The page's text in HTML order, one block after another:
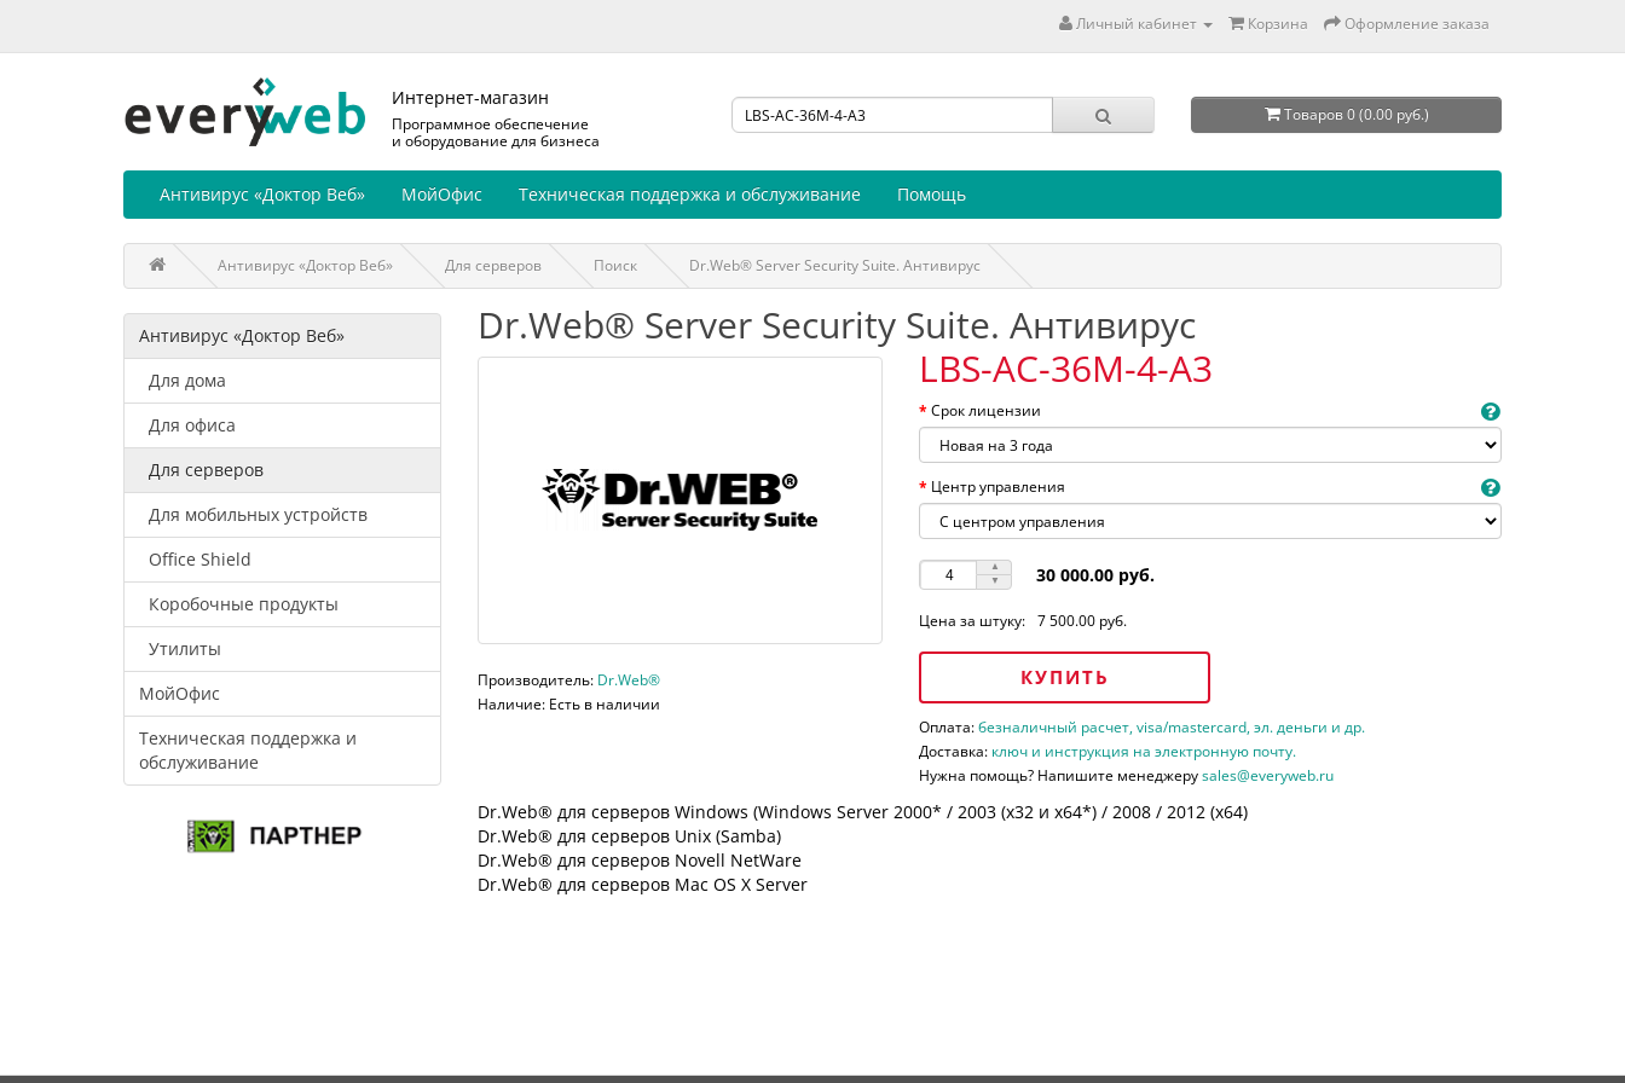
Личный кабинет Корзина Оформление заказа
Интернет-магазин
Программное обеспечение
и оборудование для бизнеса
Товаров 0 (0.00 руб.)
Антивирус «Доктор Веб» МойОфис Техническая поддержка и обслуживание Помощь
Антивирус «Доктор Веб» Для серверов Поиск Dr.Web® Server Security Suite. Антивирус
Антивирус «Доктор Веб»
Для дома
Для офиса
Для серверов
Для мобильных устройств
Office Shield
Коробочные продукты
Утилиты
МойОфис
Техническая поддержка и
обслуживание
Dr.Web® Server Security Suite. Антивирус
Производитель: Dr.Web®
Наличие: Есть в наличии
LBS-AC-36M-4-A3
Срок лицензии
Центр управления
30 000.00 руб.
Цена за штуку: 7 500.00 руб.
КУПИТЬ
Оплата:безналичный расчет, visa/mastercard, эл. деньги и др.
Доставка: ключ и инструкция на электронную почту.
Нужна помощь? Напишите менеджеруsales@everyweb.ru
Dr.Web® для серверов Windows (Windows Server 2000* / 2003 (х32 и х64*) / 2008 / 2012 (х64)
Dr.Web® для серверов Unix (Samba)
Dr.Web® для серверов Novell NetWare
Dr.Web® для серверов Mac OS X Server